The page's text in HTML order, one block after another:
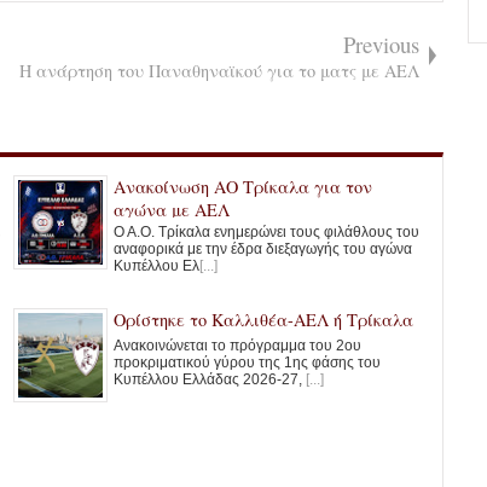
Previous
Η ανάρτηση του Παναθηναϊκού για το ματς με ΑΕΛ
Ανακοίνωση ΑΟ Τρίκαλα για τον
αγώνα με ΑΕΛ
Ο Α.Ο. Τρίκαλα ενημερώνει τους φιλάθλους του
αναφορικά με την έδρα διεξαγωγής του αγώνα
Κυπέλλου Ελ[...]
Ορίστηκε το Καλλιθέα-ΑΕΛ ή Τρίκαλα
Ανακοινώνεται το πρόγραμμα του 2ου
προκριματικού γύρου της 1ης φάσης του
Κυπέλλου Ελλάδας 2026-27, [...]